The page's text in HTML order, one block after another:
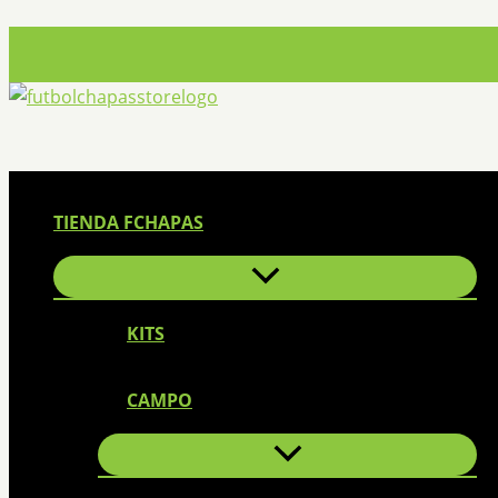
Ir
contenido
TIENDA FCHAPAS
KITS
CAMPO